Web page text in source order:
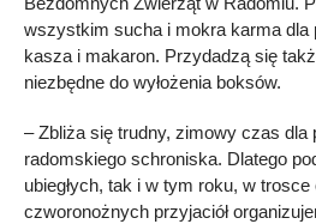
wszystkim sucha i mokra karma dla
kasza i makaron. Przydadzą się
niezbędne do wyłożenia boksów.
– Zbliża się trudny, zimowy czas dla
radomskiego schroniska. Dlatego
ubiegłych, tak i w tym roku, w
czworonożnych przyjaciół